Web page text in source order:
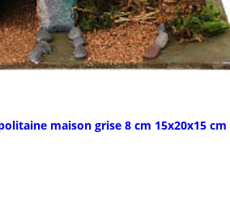
maison grise 8 cm 15x20x15 cm